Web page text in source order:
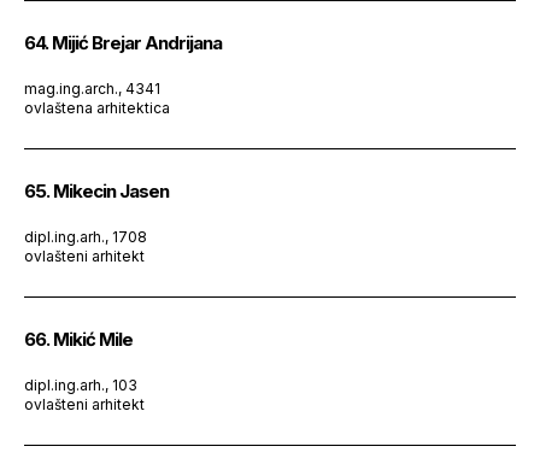
64. Mijić Brejar Andrijana
mag.ing.arch., 4341
ovlaštena arhitektica
65. Mikecin Jasen
dipl.ing.arh., 1708
ovlašteni arhitekt
66. Mikić Mile
dipl.ing.arh., 103
ovlašteni arhitekt